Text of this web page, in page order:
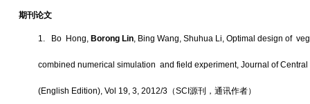
期刊论文
1. Bo Hong, Borong Lin, Bing Wang, Shuhua Li, Optimal design of
combined numerical simulation and field experiment, Journal of
(English Edition), Vol 19, 3, 2012/3 （SCI 源刊，通讯作者）